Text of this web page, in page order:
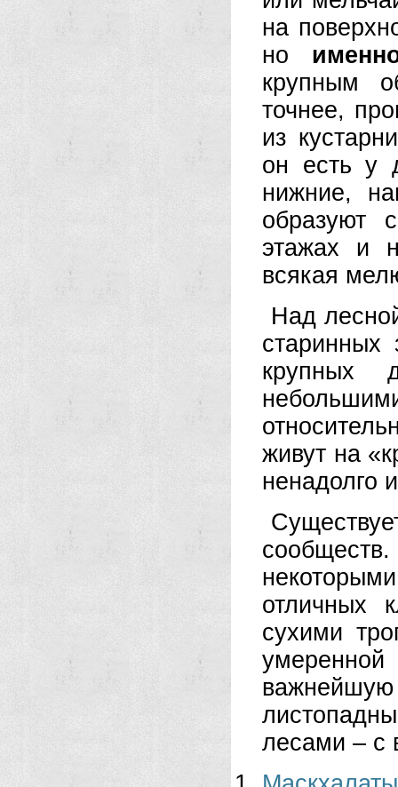
на
но
крупным
точнее,
из
он есть у
нижние,
образуют
этажах и
всякая
Над
старинных
крупных
живут на
ненадолго
отличных
сухими
лесами – с